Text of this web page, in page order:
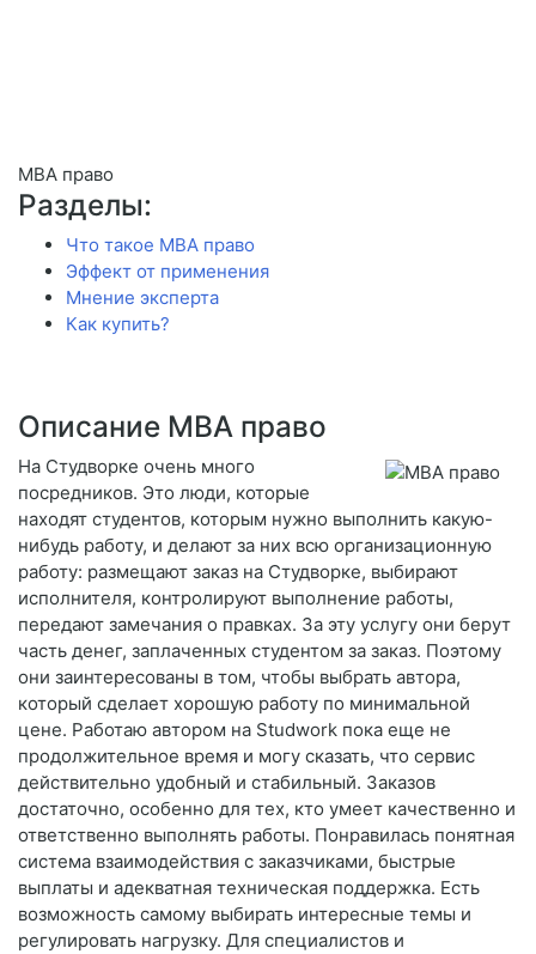
MBA право
Разделы:
Что такое MBA право
Эффект от применения
Мнение эксперта
Как купить?
Описание MBA право
На Студворке очень много
посредников. Это люди, которые
находят студентов, которым нужно выполнить какую-
нибудь работу, и делают за них всю организационную
работу: размещают заказ на Студворке, выбирают
исполнителя, контролируют выполнение работы,
передают замечания о правках. За эту услугу они берут
часть денег, заплаченных студентом за заказ. Поэтому
они заинтересованы в том, чтобы выбрать автора,
который сделает хорошую работу по минимальной
цене. Работаю автором на Studwork пока еще не
продолжительное время и могу сказать, что сервис
действительно удобный и стабильный. Заказов
достаточно, особенно для тех, кто умеет качественно и
ответственно выполнять работы. Понравилась понятная
система взаимодействия с заказчиками, быстрые
выплаты и адекватная техническая поддержка. Есть
возможность самому выбирать интересные темы и
регулировать нагрузку. Для специалистов и